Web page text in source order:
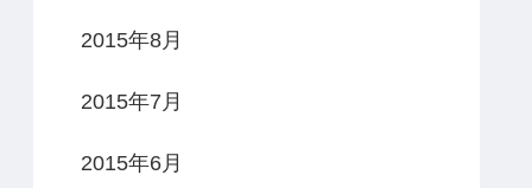
2015年8月
2015年7月
2015年6月